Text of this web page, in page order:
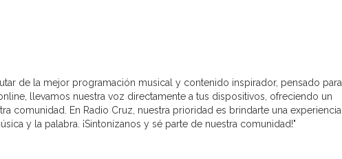
de la mejor programación musical y contenido inspirador, pensado para
llevamos nuestra voz directamente a tus dispositivos, ofreciendo un
comunidad. En Radio Cruz, nuestra prioridad es brindarte una experiencia
y la palabra. ¡Sintonízanos y sé parte de nuestra comunidad!"